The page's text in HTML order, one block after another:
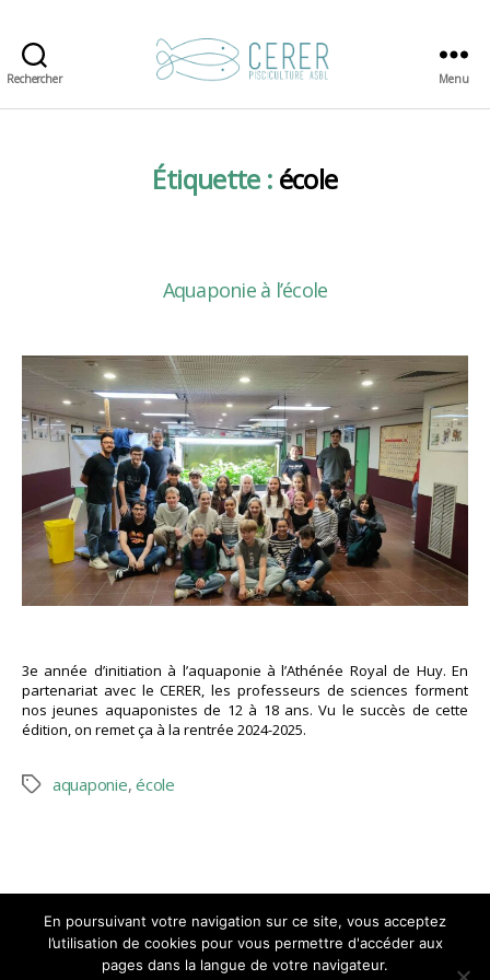
Rechercher
Pisciculture
Menu
Étiquette : école
Aquaponie à l’école
3e année d’initiation à l’aquaponie à l’Athénée Royal de Huy. En
partenariat avec le CERER, les professeurs de sciences forment
nos jeunes aquaponistes de 12 à 18 ans. Vu le succès de cette
édition, on remet ça à la rentrée 2024-2025.
Étiquettes
aquaponie,école
En poursuivant votre navigation sur ce site, vous acceptez
l’utilisation de cookies pour vous permettre d'accéder aux
pages dans la langue de votre navigateur.